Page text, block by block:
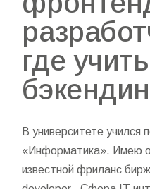
где
В университете учился
«Информатика». Имею
известной фриланс